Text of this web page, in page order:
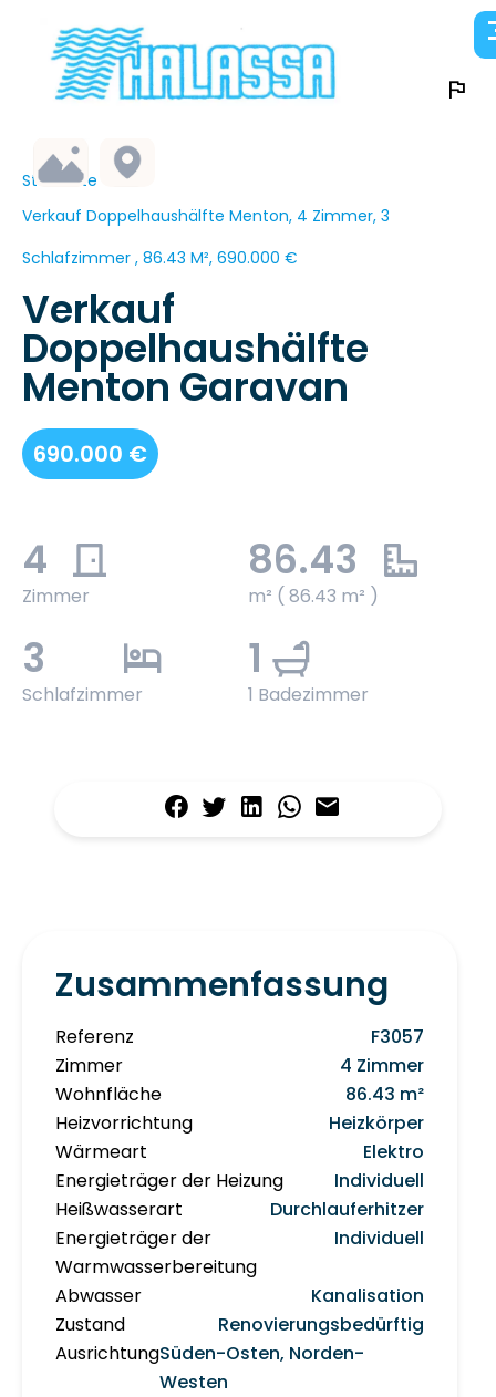
Startseite
Verkauf Doppelhaushälfte Menton, 4 Zimmer, 3
Schlafzimmer , 86.43 M², 690.000 €
Verkauf
Doppelhaushälfte
Menton Garavan
690.000 €
4
Zimmer
86.43
m² ( 86.43 m² )
3
Schlafzimmer
1
1 Badezimmer
Zusammenfassung
Referenz
F3057
Zimmer
4 Zimmer
Wohnfläche
86.43 m²
Heizvorrichtung
Heizkörper
Wärmeart
Elektro
Energieträger der Heizung
Individuell
Heißwasserart
Durchlauferhitzer
Energieträger der
Warmwasserbereitung
Individuell
Abwasser
Kanalisation
Zustand
Renovierungsbedürftig
AusrichtungSüden-Osten, Norden-
Westen